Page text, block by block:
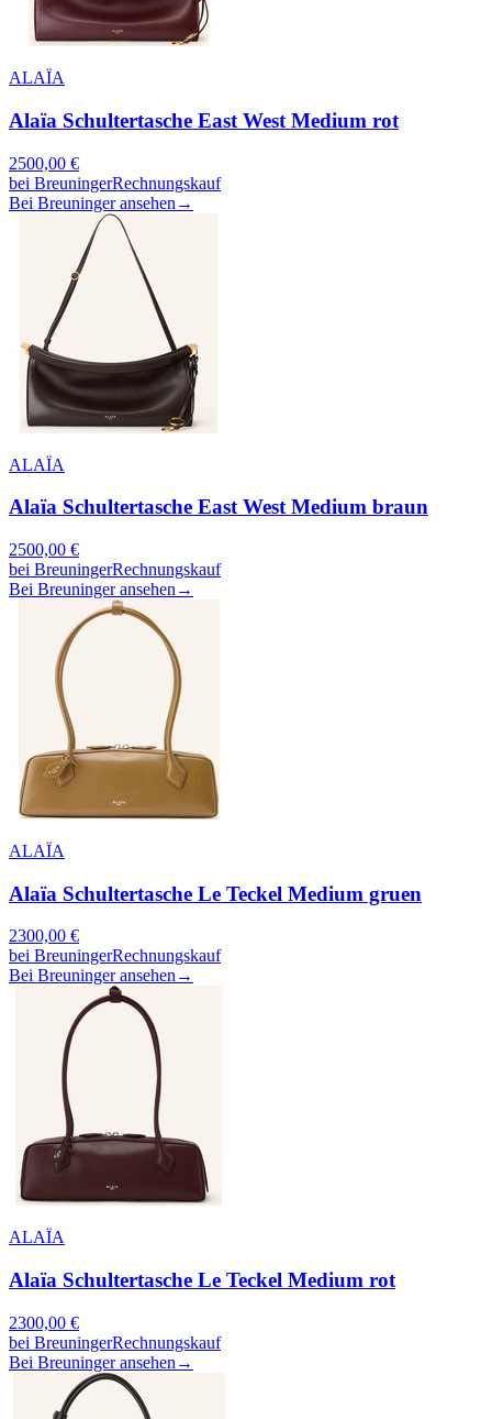
ALAÏA
Alaïa Schultertasche East West Medium rot
2500,00 €
bei BreuningerRechnungskauf
Bei Breuninger ansehen →
ALAÏA
Alaïa Schultertasche East West Medium braun
2500,00 €
bei BreuningerRechnungskauf
Bei Breuninger ansehen →
ALAÏA
Alaïa Schultertasche Le Teckel Medium gruen
2300,00 €
bei BreuningerRechnungskauf
Bei Breuninger ansehen→
ALAÏA
Alaïa Schultertasche Le Teckel Medium rot
2300,00 €
bei BreuningerRechnungskauf
Bei Breuninger ansehen →